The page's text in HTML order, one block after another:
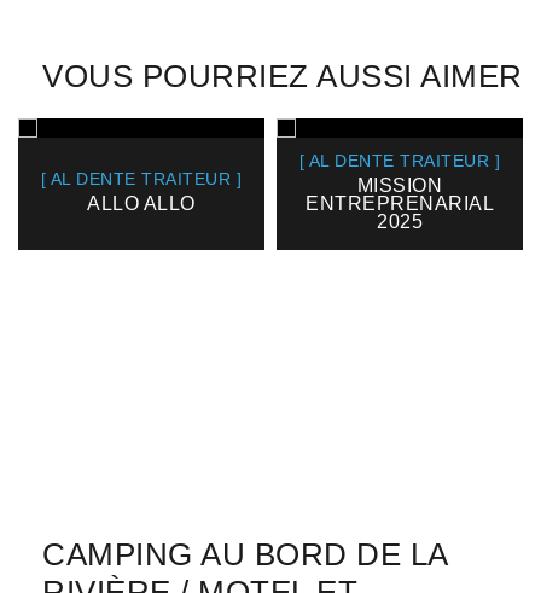
VOUS POURRIEZ AUSSI AIMER
[ AL DENTE TRAITEUR ]
ALLO ALLO
[ AL DENTE TRAITEUR ]
MISSION
ENTREPRENARIAL
2025
CAMPING AU BORD DE LA